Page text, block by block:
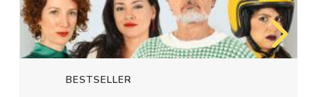
BESTSELLER